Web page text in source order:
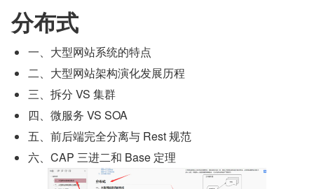
分布式
一、大型网站系统的特点
二、大型网站架构演化发展历程
三、拆分 VS 集群
四、微服务 VS SOA
五、前后端完全分离与 Rest 规范
六、CAP 三进二和 Base 定理